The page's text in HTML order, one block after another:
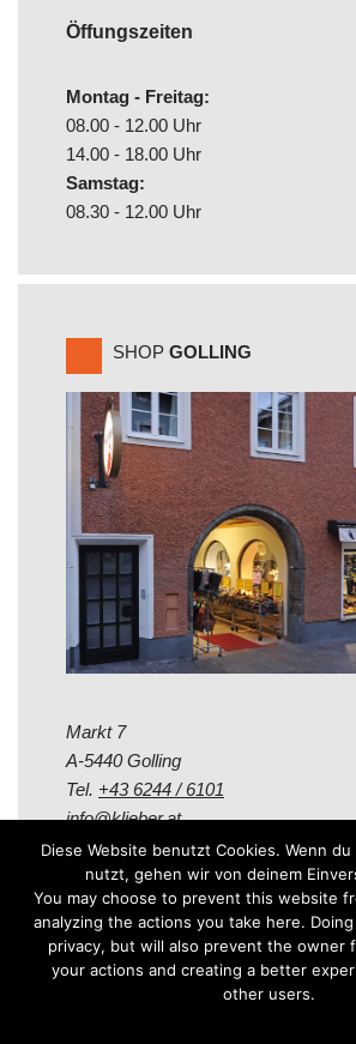
Öffungszeiten
Montag - Freitag:
08.00 - 12.00 Uhr
14.00 - 18.00 Uhr
Samstag:
08.30 - 12.00 Uhr
SHOP GOLLING
Markt 7
A-5440 Golling
Tel. +43 6244 / 6101
info@klieber.at
Öffungszeiten
Montag - Freitag:
08.00 - 12.00 Uhr
Diese Website benutzt Cookies. Wenn
nutzt, gehen wir von deinem
You may choose to prevent this website
analyzing the actions you take here.
privacy, but will also prevent the owner
your actions and creating a better
other users.